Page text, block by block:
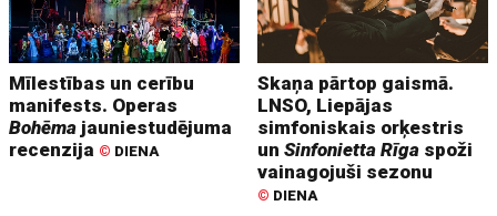
Mīlestības un cerību
manifests. Operas
Bohēma jauniestudējuma
recenzija © DIENA
Skaņa pārtop gaismā.
LNSO, Liepājas
simfoniskais orķestris
unSinfonietta Rīga spoži
vainagojuši sezonu
© DIENA